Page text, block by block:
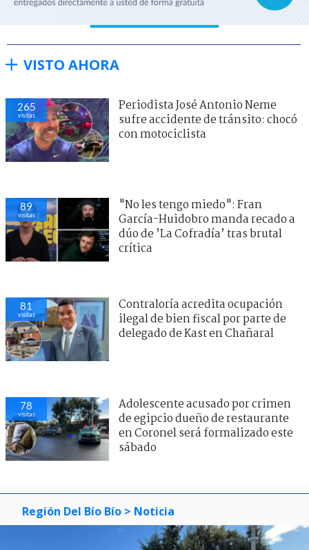
VISTO AHORA
265
visitas
Periodista José Antonio Neme
sufre accidente de tránsito: chocó
con motociclista
89
visitas
"No les tengo miedo": Fran
García-Huidobro manda recado a
dúo de ’La Cofradía’ tras brutal
crítica
81
visitas
Contraloría acredita ocupación
ilegal de bien fiscal por parte de
delegado de Kast en Chañaral
78
visitas
Adolescente acusado por crimen
de egipcio dueño de restaurante
en Coronel será formalizado este
sábado
Región Del Bío Bío > Noticia